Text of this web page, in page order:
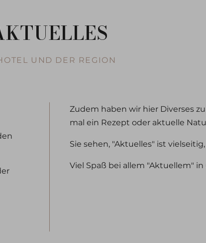
UND DER REGION
Zudem haben wir hier Diverses
mal ein Rezept oder aktuelle
Sie sehen, "Aktuelles" ist
Viel Spaß bei allem "Aktuellem"